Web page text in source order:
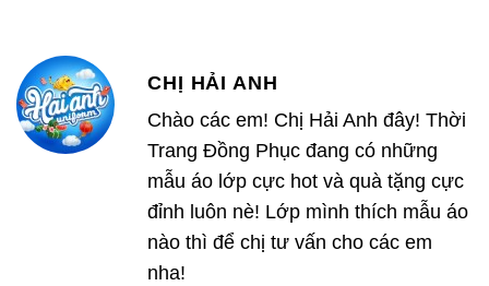
CHỊ HẢI ANH
Chào các em! Chị Hải Anh đây! Thời
Trang Đồng Phục đang có những
mẫu áo lớp cực hot và quà tặng cực
đỉnh luôn nè! Lớp mình thích mẫu áo
nào thì để chị tư vấn cho các em
nha!